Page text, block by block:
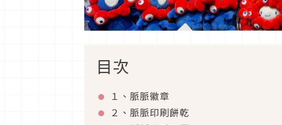
目次
１、脈脈徽章
２、脈脈印刷餅乾